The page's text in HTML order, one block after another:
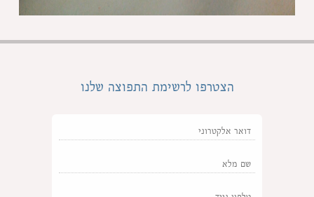
הצטרפו לרשימת התפוצה שלנו